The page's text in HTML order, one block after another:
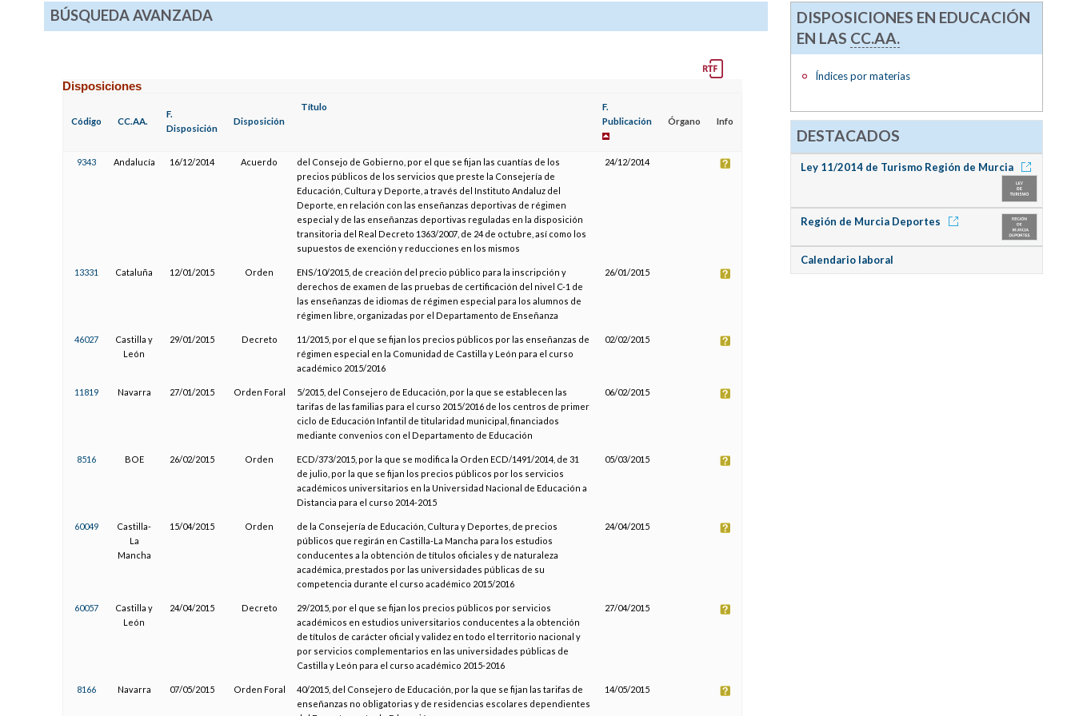
BÚSQUEDA AVANZADA
Disposiciones
Código CC.AA.
F.
Disposición
Disposición
Título
F.
Publicación
Órgano Info
9343 Andalucía 16/12/2014 Acuerdo
del Consejo de Gobierno, por el que se fijan las cuantías de los
precios públicos de los servicios que preste la Consejería de
Educación, Cultura y Deporte, a través del Instituto Andaluz del
Deporte, en relación con las enseñanzas deportivas de régimen
especial y de las enseñanzas deportivas reguladas en la disposición
transitoria del Real Decreto 1363/2007, de 24 de octubre, así como los
supuestos de exención y reducciones en los mismos
24/12/2014
13331 Cataluña 12/01/2015 Orden
ENS/10/2015, de creación del precio público para la inscripción y
derechos de examen de las pruebas de certificación del nivel C-1 de
las enseñanzas de idiomas de régimen especial para los alumnos de
régimen libre, organizadas por el Departamento de Enseñanza
26/01/2015
46027
Castilla y
León
29/01/2015 Decreto
11/2015, por el que se fijan los precios públicos por las enseñanzas de
régimen especial en la Comunidad de Castilla y León para el curso
académico 2015/2016
02/02/2015
11819 Navarra 27/01/2015 Orden Foral
5/2015, del Consejero de Educación, por la que se establecen las
tarifas de las familias para el curso 2015/2016 de los centros de primer
ciclo de Educación Infantil de titularidad municipal, financiados
mediante convenios con el Departamento de Educación
06/02/2015
8516 BOE 26/02/2015 Orden
ECD/373/2015, por la que se modifica la Orden ECD/1491/2014, de 31
de julio, por la que se fijan los precios públicos por los servicios
académicos universitarios en la Universidad Nacional de Educación a
Distancia para el curso 2014-2015
05/03/2015
60049
Castilla-
La
Mancha
15/04/2015 Orden
de la Consejería de Educación, Cultura y Deportes, de precios
públicos que regirán en Castilla-La Mancha para los estudios
conducentes a la obtención de títulos oficiales y de naturaleza
académica, prestados por las universidades públicas de su
competencia durante el curso académico 2015/2016
24/04/2015
60057
Castilla y
León
24/04/2015 Decreto
29/2015, por el que se fijan los precios públicos por servicios
académicos en estudios universitarios conducentes a la obtención
de títulos de carácter oficial y validez en todo el territorio nacional y
por servicios complementarios en las universidades públicas de
Castilla y León para el curso académico 2015-2016
27/04/2015
8166 Navarra 07/05/2015 Orden Foral
40/2015, del Consejero de Educación, por la que se fijan las tarifas de
enseñanzas no obligatorias y de residencias escolares dependientes
14/05/2015
DISPOSICIONES EN EDUCACIÓN
EN LAS CC.AA.
Índices por materias
DESTACADOS
Ley 11/2014 de Turismo Región de Murcia
Región de Murcia Deportes
Calendario laboral